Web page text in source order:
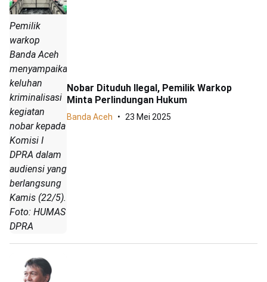
Pemilik
warkop
Banda Aceh
menyampaikan
keluhan
kriminalisasi
kegiatan
nobar kepada
Komisi I
DPRA dalam
audiensi yang
berlangsung
Kamis (22/5).
Foto: HUMAS
DPRA
Nobar Dituduh Ilegal, Pemilik Warkop
Minta Perlindungan Hukum
Banda Aceh 23 Mei 2025